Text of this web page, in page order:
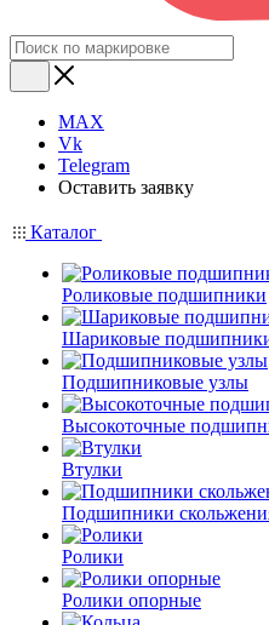
MAX
Vk
Telegram
Оставить заявку
Каталог
Роликовые подшипники
Шариковые
Подшипниковые узлы
Высокоточные
Втулки
Подшипники
Ролики
Ролики опорные